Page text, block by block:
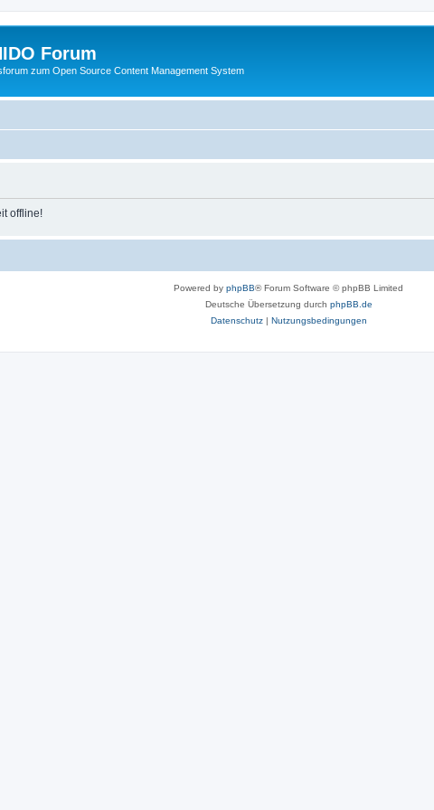
Forum
zum Open Source Content Management System
offline!
Powered by phpBB® Forum Software © phpBB Limited
Deutsche Übersetzung durch phpBB.de
Datenschutz| Nutzungsbedingungen